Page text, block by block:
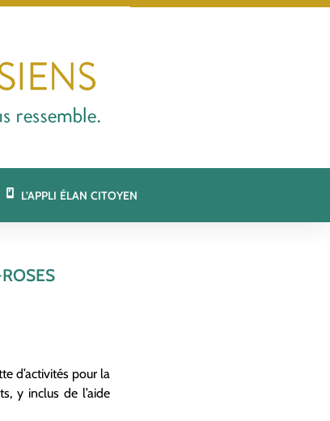
L’APPLI ÉLAN CITOYEN
d’activités pour la
y inclus de l’aide